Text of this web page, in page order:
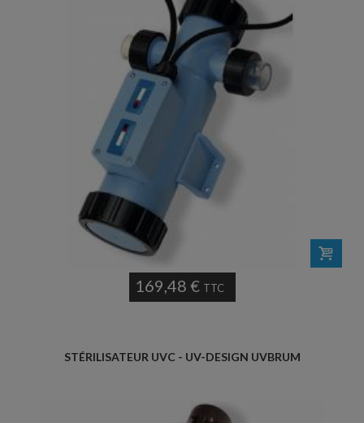
169,48 € TTC
STÉRILISATEUR UVC - UV-DESIGN UVBRUM